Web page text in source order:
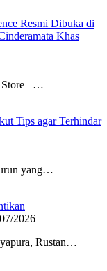
Resmi Dibuka di
Khas
Store –…
Tips agar Terhindar
yang…
2026
Rustan…